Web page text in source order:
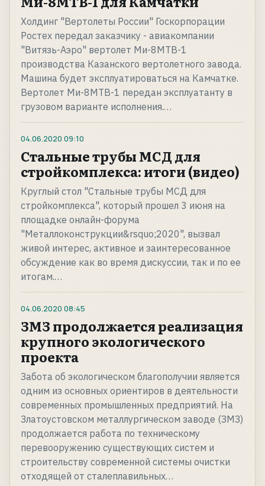
Холдинг "Вертолеты России" Госкорпорации
Ростех передал заказчику - авиакомпании
"Витязь-Аэро" вертолет Ми-8МТВ-1
производства Казанского вертолетного завода.
Машина будет эксплуатироваться на Камчатке.
Вертолет Ми-8МТВ-1 передан эксплуатанту в
грузовом варианте исполнения.…
04.06.2020 09:10
Стальные трубы МСД для
стройкомплекса: итоги (видео)
Круглый стол "Стальные трубы МСД для
стройкомплекса", который прошел 3 июня на
площадке онлайн-форума
"Металлоконструкции&rsquo;2020", вызвал
живой интерес, активное и заинтересованное
обсуждение как во время дискуссии, так и по ее
итогам.…
04.06.2020 08:45
ЗМЗ продолжается реализация
крупного экологического
проекта
Забота об экологическом благополучии является
одним из основных ориентиров в деятельности
современных промышленных предприятий. На
Златоустовском металлургическом заводе (ЗМЗ)
продолжается работа по техническому
перевооружению существующих систем и
строительству современной системы очистки
отходящей от сталеплавильных…